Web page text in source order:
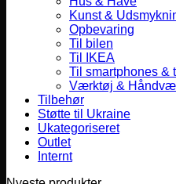
Kunst &
Opbevaring
Til bilen
Til IKEA
Til smartphones &
Værktøj &
Tilbehør
Støtte til Ukraine
Ukategoriseret
Outlet
Internt